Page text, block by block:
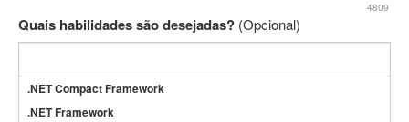
4809
Quais habilidades são desejadas? (Opcional)
.NET Compact Framework
.NET Framework